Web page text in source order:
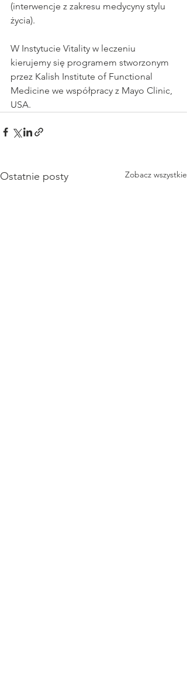
(interwencje z zakresu medycyny stylu
życia).
W Instytucie Vitality w leczeniu
kierujemy się programem stworzonym
przez Kalish Institute of Functional
Medicine we współpracy z Mayo Clinic,
USA.
Ostatnie posty Zobacz wszystkie